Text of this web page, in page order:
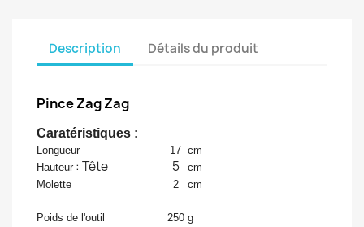
Description Détails du produit
Pince Zag Zag
Caratéristiques :
Longueur 17 cm
Hauteur : Tête 5
cm
Molette
2 cm
Poids de l'outil 250 g